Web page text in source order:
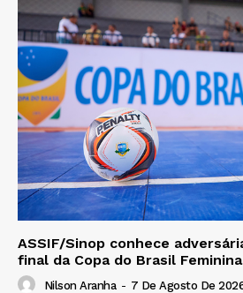
ASSIF/Sinop conhece
final da Copa do Brasil
Nilson Aranha - 7 De Agosto De